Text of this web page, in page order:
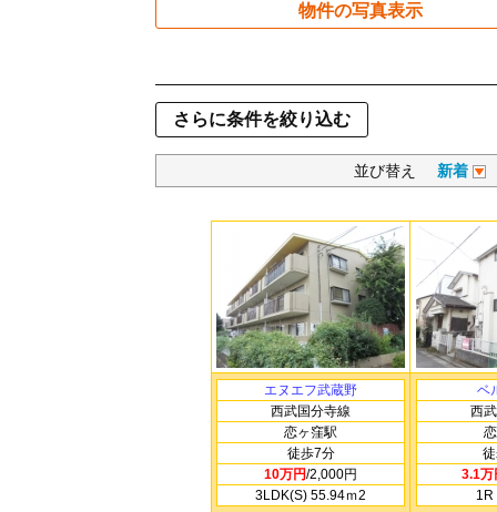
物件の写真表示
さらに条件を絞り込む
並び替え 新着
エヌエフ武蔵野
西武国分寺線
恋ヶ窪駅
徒歩7分
10万円/2,000円
3LDK(S) 55.94ｍ2
ベ
西
3.1万
1R